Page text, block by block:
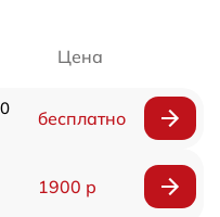
Цена
бесплатно
1900 р